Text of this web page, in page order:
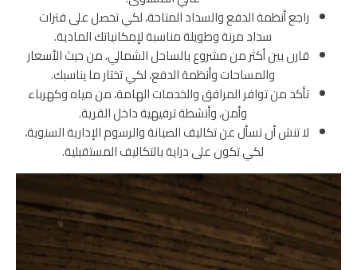
راجع أنظمة الدفع والسداد المتاحة، لكي تحصل على فترات
سداد مرنة وطويلة مناسبة لإمكانياتك المادية.
قارن بين أكثر من مشروع بالساحل الشمالي، من حيث الأسعار
والمساحات وأنظمة الدفع، لكي تختار ما يناسبك.
تأكد من توافر المرافق والخدمات الهامة، من مياه وكهرباء
وأمن، وأنشطة ترفيهية داخل القرية.
لا تنسَ أن تسأل عن تكاليف الصيانة والرسوم الإدارية السنوية،
لكي تكون على دراية بالتكاليف المستقبلية.